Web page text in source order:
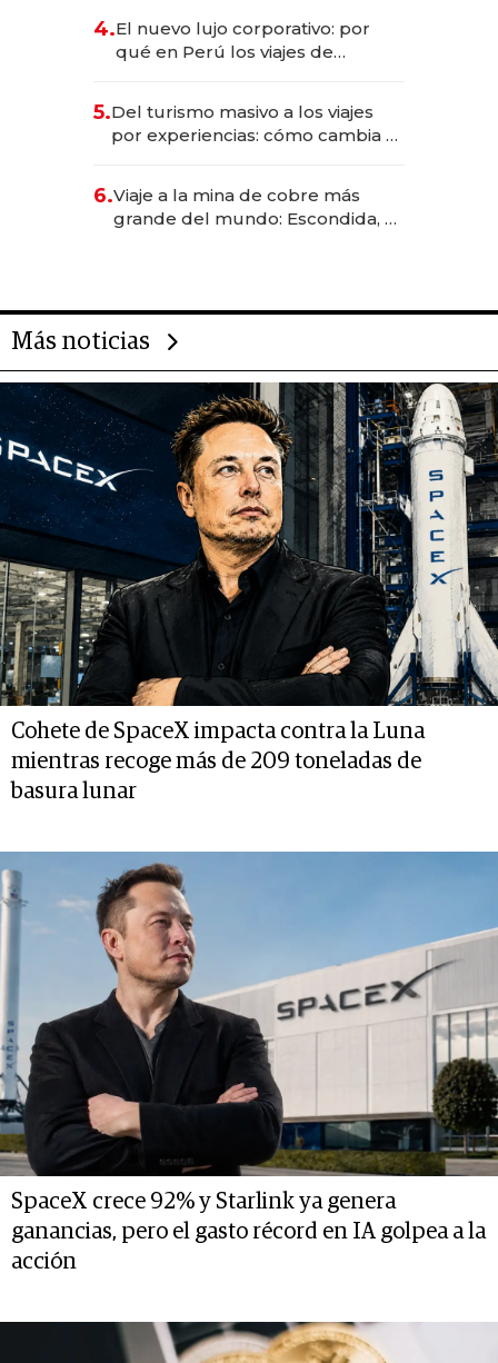
Fénix
4.El nuevo lujo corporativo: por
qué en Perú los viajes de
transformadoras
5.Del turismo masivo a los viajes
por experiencias: cómo cambia el
6.Viaje a la mina de cobre más
grande del mundo: Escondida, el
Más noticias
Cohete de SpaceX impacta contra la Luna
mientras recoge más de 209 toneladas de
basura lunar
SpaceX crece 92% y Starlink ya genera
ganancias, pero el gasto récord en IA golpea a la
acción